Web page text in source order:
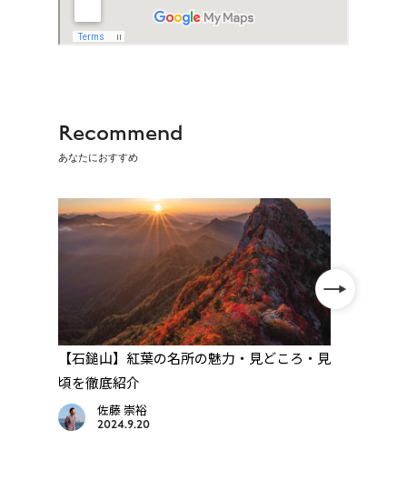
Recommend
あなたにおすすめ
【石鎚山】紅葉の名所の魅力・見どころ・見
頃を徹底紹介
佐藤 崇裕
2024.9.20